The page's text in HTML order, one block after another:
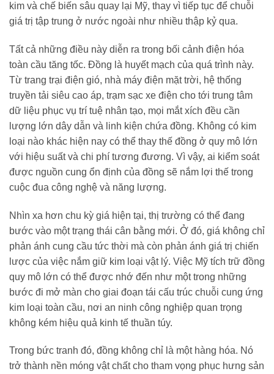
kim và chế biến sâu quay lại Mỹ, thay vì tiếp tục để chuỗi
giá trị tập trung ở nước ngoài như nhiều thập kỷ qua.
Tất cả những điều này diễn ra trong bối cảnh điện hóa
toàn cầu tăng tốc. Đồng là huyết mạch của quá trình này.
Từ trang trại điện gió, nhà máy điện mặt trời, hệ thống
truyền tải siêu cao áp, trạm sạc xe điện cho tới trung tâm
dữ liệu phục vụ trí tuệ nhân tạo, mọi mắt xích đều cần
lượng lớn dây dẫn và linh kiện chứa đồng. Không có kim
loại nào khác hiện nay có thể thay thế đồng ở quy mô lớn
với hiệu suất và chi phí tương đương. Vì vậy, ai kiểm soát
được nguồn cung ổn định của đồng sẽ nắm lợi thế trong
cuộc đua công nghệ và năng lượng.
Nhìn xa hơn chu kỳ giá hiện tại, thị trường có thể đang
bước vào một trạng thái cân bằng mới. Ở đó, giá không chỉ
phản ánh cung cầu tức thời mà còn phản ánh giá trị chiến
lược của việc nắm giữ kim loại vật lý. Việc Mỹ tích trữ đồng
quy mô lớn có thể được nhớ đến như một trong những
bước đi mở màn cho giai đoạn tái cấu trúc chuỗi cung ứng
kim loại toàn cầu, nơi an ninh công nghiệp quan trọng
không kém hiệu quả kinh tế thuần túy.
Trong bức tranh đó, đồng không chỉ là một hàng hóa. Nó
trở thành nền móng vật chất cho tham vọng phục hưng sản